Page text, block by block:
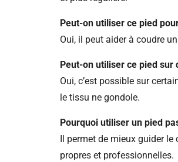
Peut-on utiliser ce pied
Oui, il peut aider à coudre
Peut-on utiliser ce pied sur
Oui, c’est possible sur
le tissu ne gondole.
Pourquoi utiliser un pied
Il permet de mieux guider
propres et professionnelles.